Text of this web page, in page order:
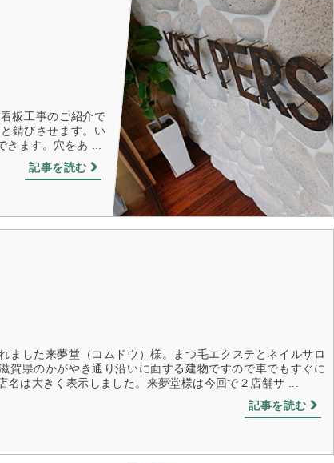
板工事のご紹介で
錆びさせます。い
ます。穴をあ ...
記事を読む
ました来夢堂（コムドウ）様。まつ毛エクステとネイルサロ
賀県のかがやき通り沿いに面する建物ですので​車でもすぐに
名は大きく表示しました。​来夢堂様は今回で２店舗サ ...
記事を読む
ールさま 建植看板設置 かい鍼灸整骨院 様 看板施工
2018/10/5